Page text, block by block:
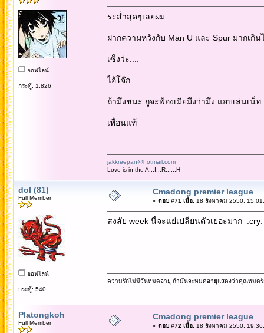
ออฟไลน์
กระทู้: 1,826
ระส่ำสุดๆเลยผม
ฝากความหวังกับ Man U และ Spur มากเกิน
เซ็งว่ะ....
ไอ้โจ๊ก
ถ้ามึงชนะ กูจะฟ้องเมียมึงว่ามึง แอบเล่นเน็
เพื่อนแท้
jakkreepan@hotmail.com
Love is in the A...I...R......H
dol (81)
Full Member
ออฟไลน์
กระทู้: 540
Cmadong premier league
« ตอบ #71 เมื่อ:18 สิงหาคม 2550,
สงสัย week นี้จะแย่เปลี่ยนตัวเยอะมาก
ความรักไม่มีวันหมดอายุ ถ้ามันจะหมดอายุแสดงว่าคุณหมดรั
Platongkoh
Full Member
Cmadong premier league
« ตอบ #72 เมื่อ:18 สิงหาคม 2550,